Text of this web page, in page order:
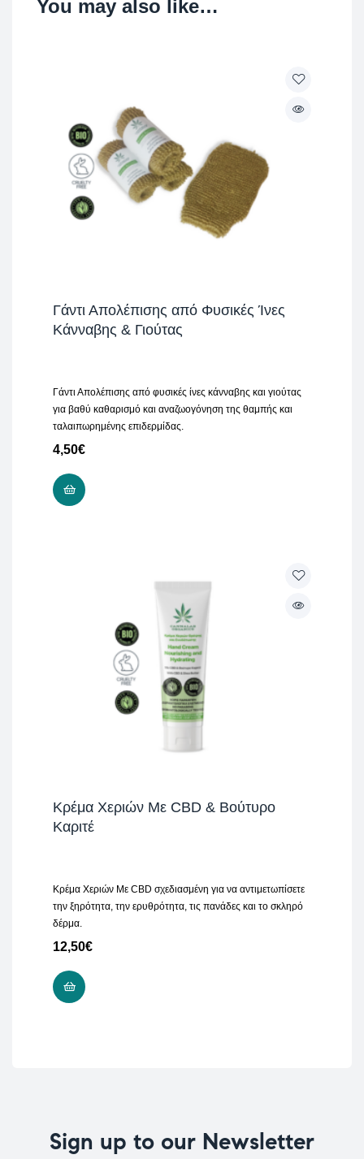
You may also like…
Γάντι Απολέπισης από Φυσικές Ίνες
Κάνναβης & Γιούτας
Γάντι Απολέπισης από φυσικές ίνες κάνναβης και γιούτας
για βαθύ καθαρισμό και αναζωογόνηση της θαμπής και
ταλαιπωρημένης επιδερμίδας.
4,50€
Κρέμα Χεριών Mε CBD & Βούτυρο
Καριτέ
Κρέμα Χεριών Mε CBD σχεδιασμένη για να αντιμετωπίσετε
την ξηρότητα, την ερυθρότητα, τις πανάδες και το σκληρό
δέρμα.
12,50€
Sign up to our Newsletter